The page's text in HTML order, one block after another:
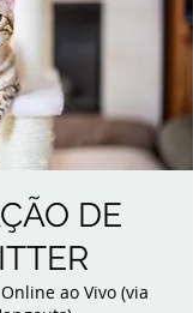
DE
Online ao Vivo (via